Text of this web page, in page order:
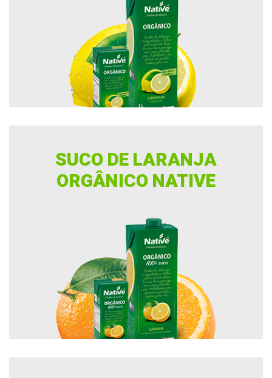
SUCO DE LARANJA
ORGÂNICO NATIVE